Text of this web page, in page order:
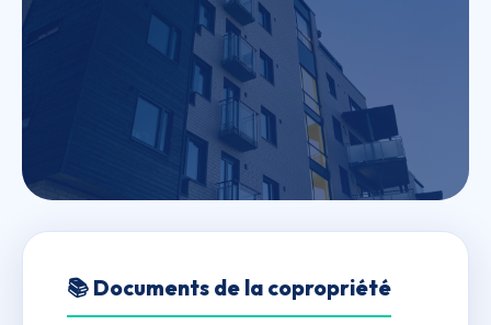
copropriété 4 rue de l'Aire
📚 Documents de la copropriété